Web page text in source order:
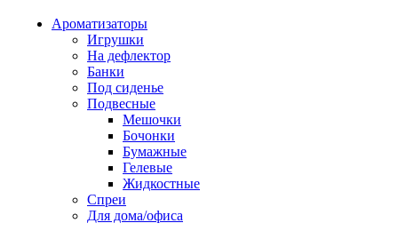
Ароматизаторы
Игрушки
На дефлектор
Банки
Под сиденье
Подвесные
Мешочки
Бочонки
Бумажные
Гелевые
Жидкостные
Спреи
Для дома/офиса